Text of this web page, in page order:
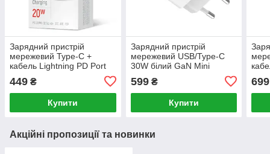
Зарядний пристрій
мережевий Type-C +
кабель Lightning PD Port
PPS 20W білий GaN Mini
ColorWay CW-
CHS059PDL-WT
449 ₴
Купити
Зарядний пристрій
мережевий USB/Type-C
30W білий GaN Mini
599₴
Купити
699
Акційні пропозиції та новинки